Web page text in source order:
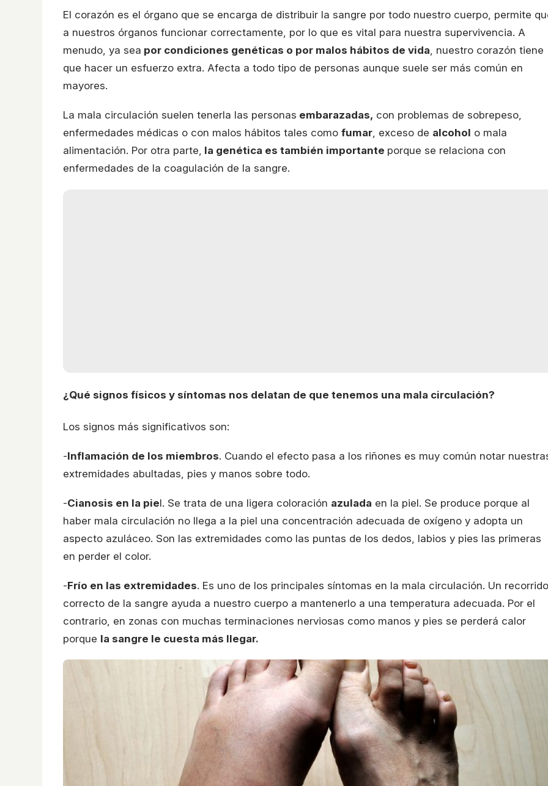
El corazón es el órgano que se encarga de distribuir la sangre por todo nuestro cuerpo, permite
a nuestros órganos funcionar correctamente, por lo que es vital para nuestra supervivencia. A
menudo, ya sea por condiciones genéticas o por malos hábitos de vida , nuestro corazón tiene
que hacer un esfuerzo extra. Afecta a todo tipo de personas aunque suele ser más común en
mayores.
La mala circulación suelen tenerla las personas embarazadas, con problemas de sobrepeso,
enfermedades médicas o con malos hábitos tales como fumar , exceso de alcohol o mala
alimentación. Por otra parte, la genética es también importante porque se relaciona con
enfermedades de la coagulación de la sangre.
¿Qué signos físicos y síntomas nos delatan de que tenemos una mala circulación?
Los signos más significativos son:
-Inflamación de los miembros. Cuando el efecto pasa a los riñones es muy común notar
extremidades abultadas, pies y manos sobre todo.
-Cianosis en la piel. Se trata de una ligera coloración azulada en la piel. Se produce porque al
haber mala circulación no llega a la piel una concentración adecuada de oxígeno y adopta un
aspecto azuláceo. Son las extremidades como las puntas de los dedos, labios y pies las primeras
en perder el color.
-Frío en las extremidades. Es uno de los principales síntomas en la mala circulación. Un recorrido
correcto de la sangre ayuda a nuestro cuerpo a mantenerlo a una temperatura adecuada. Por el
contrario, en zonas con muchas terminaciones nerviosas como manos y pies se perderá calor
porque la sangre le cuesta más llegar.